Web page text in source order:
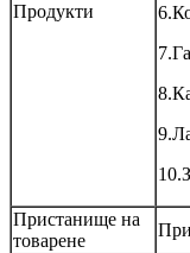
Продукти
Пристанище на
товарене